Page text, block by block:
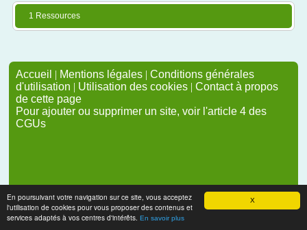
X
En poursuivant votre navigation sur ce site, vous acceptez
l'utilisation de cookies pour vous proposer des contenus et
services adaptés à vos centres d'intérêts. En savoir plus
1 Ressources
Accueil | Mentions légales | Conditions générales
d'utilisation | Utilisation des cookies | Contact à propos
de cette page
Pour ajouter ou supprimer un site, voir l'article 4 des
CGUs